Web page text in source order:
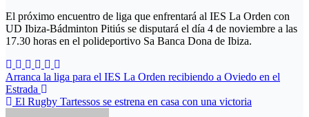
El próximo encuentro de liga que enfrentará al IES La Orden con
UD Ibiza-Bádminton Pitiús se disputará el día 4 de noviembre a las
17.30 horas en el polideportivo Sa Banca Dona de Ibiza.
Navegación
de
Arranca la liga para el IES La Orden recibiendo a Oviedo en el
Estrada
El Rugby Tartessos se estrena en casa con una victoria